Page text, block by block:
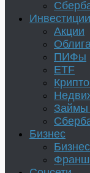
Инвестиции
Акции
ПИФы
ETF
Займы
Бизнес